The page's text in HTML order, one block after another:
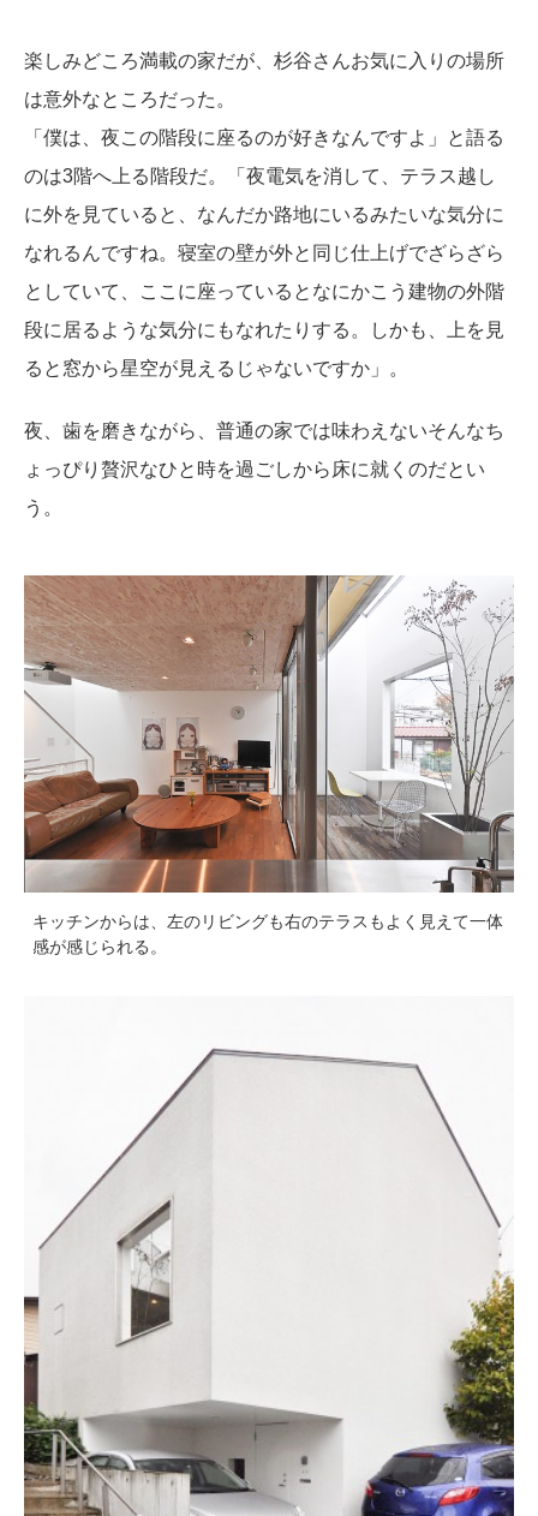
楽しみどころ満載の家だが、杉谷さんお気に入りの場所
は意外なところだった。
「僕は、夜この階段に座るのが好きなんですよ」と語る
のは3階へ上る階段だ。「夜電気を消して、テラス越し
に外を見ていると、なんだか路地にいるみたいな気分に
なれるんですね。寝室の壁が外と同じ仕上げでざらざら
としていて、ここに座っているとなにかこう建物の外階
段に居るような気分にもなれたりする。しかも、上を見
ると窓から星空が見えるじゃないですか」。
夜、歯を磨きながら、普通の家では味わえないそんなち
ょっぴり贅沢なひと時を過ごしから床に就くのだとい
う。
キッチンからは、左のリビングも右のテラスもよく見えて一体
感が感じられる。